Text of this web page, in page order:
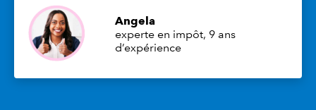
Angela
experte en impôt, 9 ans
d’expérience